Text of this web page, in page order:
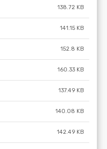
138.72 KB
141.15 KB
152.8 KB
160.33 KB
137.49 KB
140.08 KB
142.49 KB